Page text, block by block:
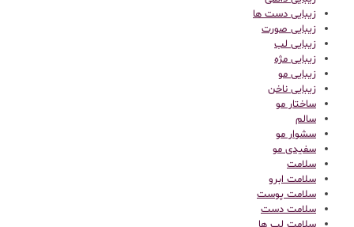
زیبایی دست ها
زیبایی صورت
زیبایی لب
زیبایی مژه
زیبایی مو
زیبایی ناخن
ساختار مو
سالم
سشوار مو
سفیدی مو
سلامت
سلامت ابرو
سلامت پوست
سلامت دست